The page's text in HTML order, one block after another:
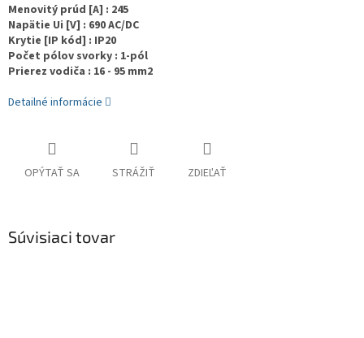
Menovitý prúd [A] : 245
Napätie Ui [V] : 690 AC/DC
Krytie [IP kód] : IP20
Počet pólov svorky : 1-pól
Prierez vodiča : 16 - 95 mm2
Detailné informácie
OPÝTAŤ SA STRÁŽIŤ ZDIEĽAŤ
Súvisiaci tovar